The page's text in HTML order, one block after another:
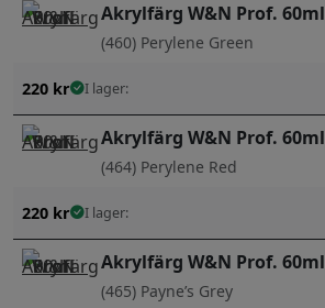
Akrylfärg W&N Prof. 60ml
(460) Perylene Green
220 kr I lager:
Akrylfärg W&N Prof. 60ml
(464) Perylene Red
220 kr I lager:
Akrylfärg W&N Prof. 60ml
(465) Payne’s Grey